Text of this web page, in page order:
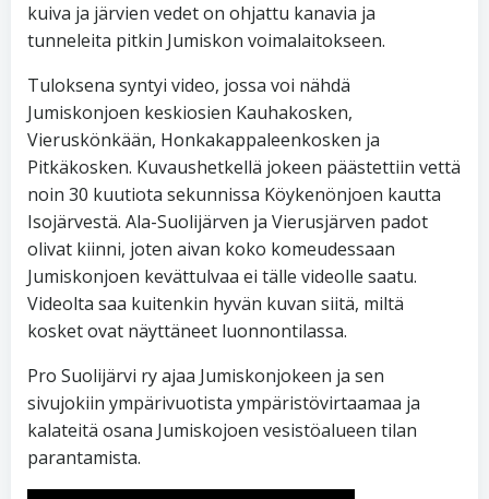
kuiva ja järvien vedet on ohjattu kanavia ja
tunneleita pitkin Jumiskon voimalaitokseen.
Tuloksena syntyi video, jossa voi nähdä
Jumiskonjoen keskiosien Kauhakosken,
Vieruskönkään, Honkakappaleenkosken ja
Pitkäkosken. Kuvaushetkellä jokeen päästettiin vettä
noin 30 kuutiota sekunnissa Köykenönjoen kautta
Isojärvestä. Ala-Suolijärven ja Vierusjärven padot
olivat kiinni, joten aivan koko komeudessaan
Jumiskonjoen kevättulvaa ei tälle videolle saatu.
Videolta saa kuitenkin hyvän kuvan siitä, miltä
kosket ovat näyttäneet luonnontilassa.
Pro Suolijärvi ry ajaa Jumiskonjokeen ja sen
sivujokiin ympärivuotista ympäristövirtaamaa ja
kalateitä osana Jumiskojoen vesistöalueen tilan
parantamista.